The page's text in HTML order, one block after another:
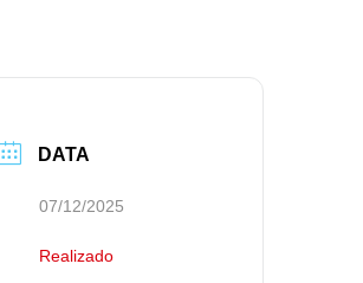
DATA
07/12/2025
Realizado